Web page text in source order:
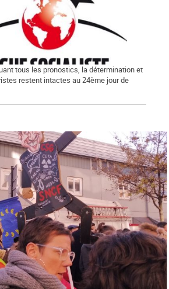
TRÊVE ! PAS DE RETRAIT, PAS DE
nouvelle série, n° 123 - Samedi 28
tous les pronostics, la détermination et
restent intactes au 24ème jour de
des retraites : grève générale !